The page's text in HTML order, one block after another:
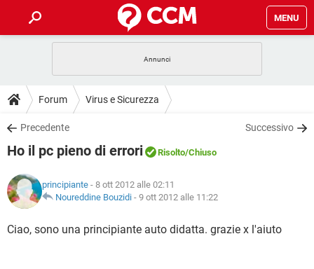
MENU
INTRATTENIMENTO ANDROID
iOS
INSTAGRAM WHATSAPP
TIKTOK
HARDWARE
GUIDE
COVID-19
INSTAGRAM WHATSAPP
TIKTOK
HARDWARE
DOWNLOAD
COVID-19 GAMING
INTRATTENIMENTO
iOS WINDOWS 10
INSTAGRAM WHATSAPP
FORUM
COVID-19 GAMING
INTRATTENIMENTO
iOS WINDOWS 10
GLOSSARIO
COVID-19 GAMING
Forum Virus e Sicurezza
Precedente Successivo
Ho il pc pieno di errori Risolto/Chiuso
principiante - 8 ott 2012 alle 02:11
Noureddine Bouzidi - 9 ott 2012 alle 11:22
Ciao, sono una principiante auto didatta. grazie x l'aiuto